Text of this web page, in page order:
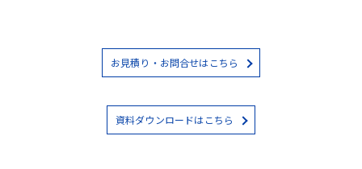
お見積り・お問合せはこちら
資料ダウンロードはこちら